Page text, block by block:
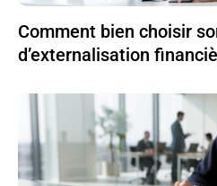
Comment bien choisir
d’externalisation